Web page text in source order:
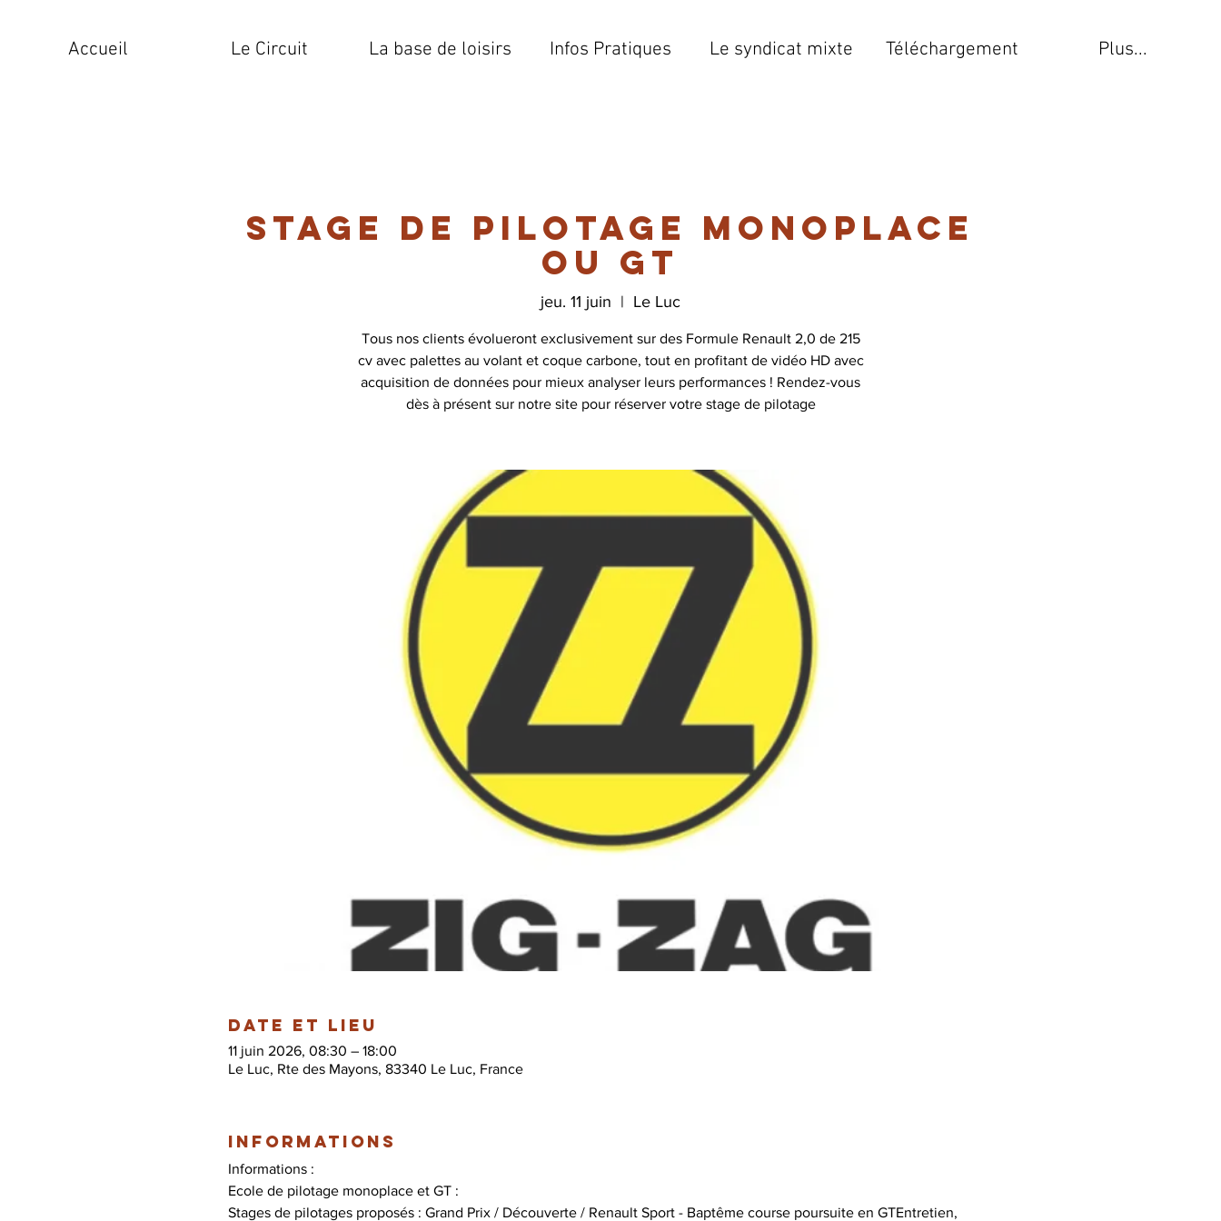
Accueil Le Circuit La base de loisirs Infos Pratiques Le syndicat mixte Téléchargement Plus...
Stage de pilotage monoplace
ou GT
jeu. 11 juin
  |
Le Luc
Tous nos clients évolueront exclusivement sur des Formule Renault 2,0 de 215
cv avec palettes au volant et coque carbone, tout en profitant de vidéo HD avec
acquisition de données pour mieux analyser leurs performances ! Rendez-vous
dès à présent sur notre site pour réserver votre stage de pilotage
Date et lieu
11 juin 2026, 08:30 – 18:00
Le Luc, Rte des Mayons, 83340 Le Luc, France
Informations
Informations :
Ecole de pilotage monoplace et GT :
Stages de pilotages proposés : Grand Prix / Découverte / Renault Sport - Baptême course poursuite en GTEntretien,